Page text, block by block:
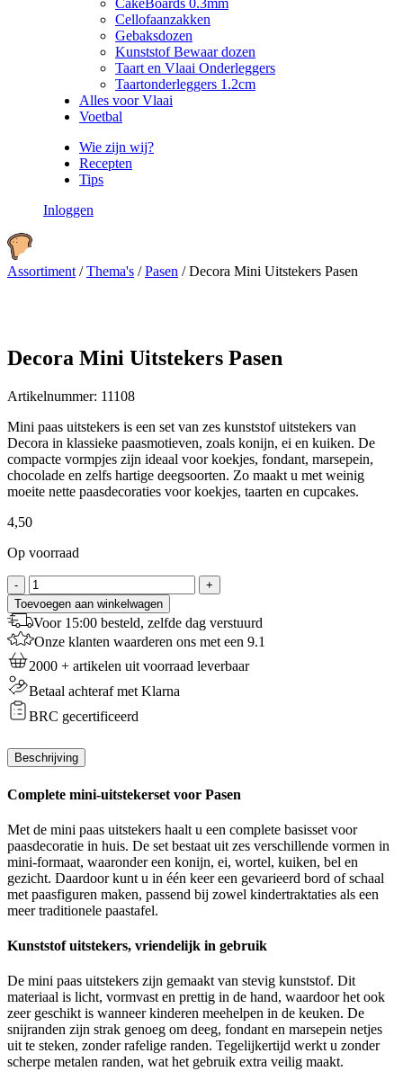
CakeBoards 0.3mm
Cellofaanzakken
Gebaksdozen
Kunststof Bewaar dozen
Taart en Vlaai Onderleggers
Taartonderleggers 1.2cm
Alles voor Vlaai
Voetbal
Wie zijn wij?
Recepten
Tips
Inloggen
Assortiment /Thema's /Pasen /Decora Mini Uitstekers Pasen
Decora Mini Uitstekers Pasen
Artikelnummer: 11108
Mini paas uitstekers is een set van zes kunststof uitstekers van
Decora in klassieke paasmotieven, zoals konijn, ei en kuiken. De
compacte vormpjes zijn ideaal voor koekjes, fondant, marsepein,
chocolade en zelfs hartige deegsoorten. Zo maakt u met weinig
moeite nette paasdecoraties voor koekjes, taarten en cupcakes.
4,50
Op voorraad
-
Decora
Mini
Uitstekers
Pasen
aantal
+
Toevoegen aan winkelwagen
Voor 15:00 besteld, zelfde dag verstuurd
Onze klanten waarderen ons met een 9.1
2000 + artikelen uit voorraad leverbaar
Betaal achteraf met Klarna
BRC gecertificeerd
Beschrijving
Complete mini-uitstekerset voor Pasen
Met de mini paas uitstekers haalt u een complete basisset voor
paasdecoratie in huis. De set bestaat uit zes verschillende vormen in
mini-formaat, waaronder een konijn, ei, wortel, kuiken, bel en
gezicht. Daardoor kunt u in één keer een gevarieerd bord of schaal
met paasfiguren maken, passend bij zowel kindertraktaties als een
meer traditionele paastafel.
Kunststof uitstekers, vriendelijk in gebruik
De mini paas uitstekers zijn gemaakt van stevig kunststof. Dit
materiaal is licht, vormvast en prettig in de hand, waardoor het ook
zeer geschikt is wanneer kinderen meehelpen in de keuken. De
snijranden zijn strak genoeg om deeg, fondant en marsepein netjes
uit te steken, zonder rafelige randen. Tegelijkertijd werkt u zonder
scherpe metalen randen, wat het gebruik extra veilig maakt.